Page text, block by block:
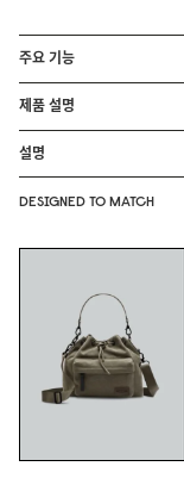
주요 기능
제품 설명
설명
DESIGNED TO MATCH